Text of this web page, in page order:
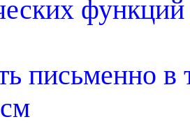
письменно в
см